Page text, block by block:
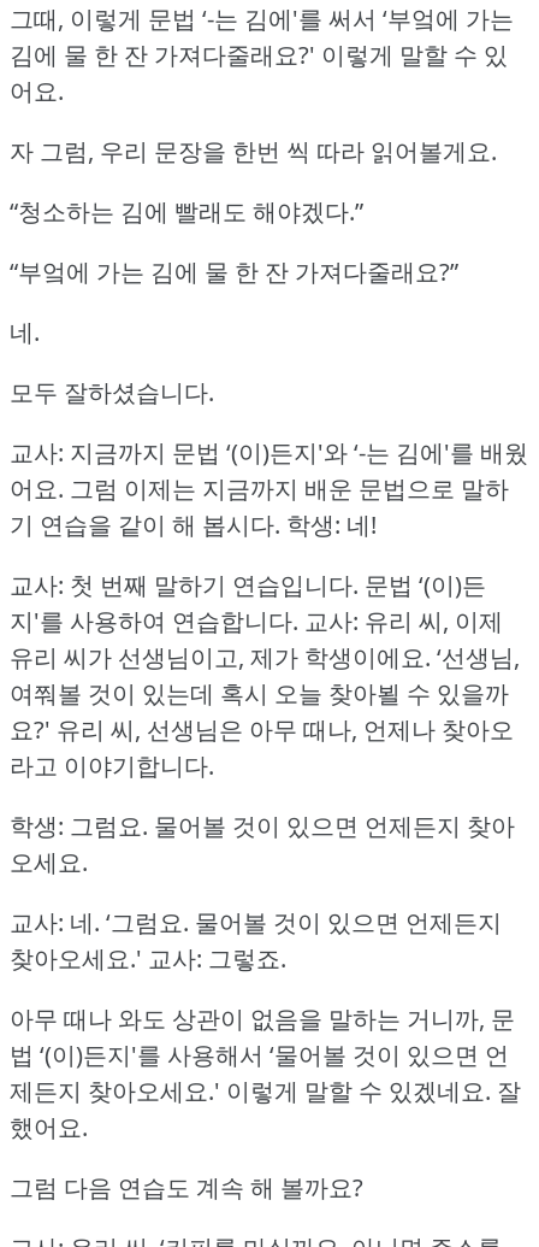
그때, 이렇게 문법 ‘-는 김에'를 써서 ‘부엌에 가는
김에 물 한 잔 가져다줄래요?' 이렇게 말할 수 있
어요.
자 그럼, 우리 문장을 한번 씩 따라 읽어볼게요.
“청소하는 김에 빨래도 해야겠다.”
“부엌에 가는 김에 물 한 잔 가져다줄래요?”
네.
모두 잘하셨습니다.
교사: 지금까지 문법 ‘(이)든지'와 ‘-는 김에'를 배웠
어요. 그럼 이제는 지금까지 배운 문법으로 말하
기 연습을 같이 해 봅시다. 학생: 네!
교사: 첫 번째 말하기 연습입니다. 문법 ‘(이)든
지'를 사용하여 연습합니다. 교사: 유리 씨, 이제
유리 씨가 선생님이고, 제가 학생이에요. ‘선생님,
여쭤볼 것이 있는데 혹시 오늘 찾아뵐 수 있을까
요?' 유리 씨, 선생님은 아무 때나, 언제나 찾아오
라고 이야기합니다.
학생: 그럼요. 물어볼 것이 있으면 언제든지 찾아
오세요.
교사: 네. ‘그럼요. 물어볼 것이 있으면 언제든지
찾아오세요.' 교사: 그렇죠.
아무 때나 와도 상관이 없음을 말하는 거니까, 문
법 ‘(이)든지'를 사용해서 ‘물어볼 것이 있으면 언
제든지 찾아오세요.' 이렇게 말할 수 있겠네요. 잘
했어요.
그럼 다음 연습도 계속 해 볼까요?